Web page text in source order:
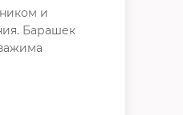
и
Барашек